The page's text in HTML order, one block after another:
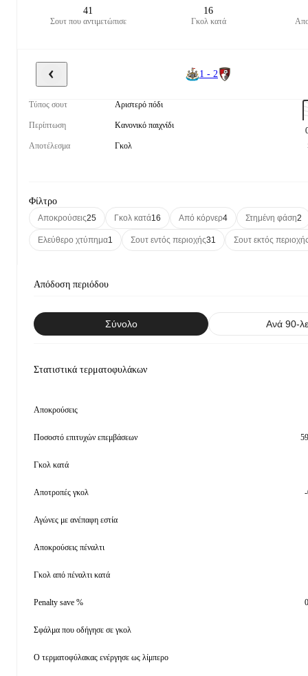
41
Σουτ που αντιμετώπισε
16
Γκολ κατά
1 - 2
Τύπος σουτ Αριστερό πόδι
Περίπτωση Κανονικό παιχνίδι
Αποτέλεσμα Γκολ
Φίλτρο
Αποκρούσεις25 Γκολ κατά16 Από κόρνερ4 Στημένη φάση2
Ελεύθερο χτύπημα1 Σουτ εντός περιοχής31 Σουτ εκτός
Απόδοση περιόδου
Σύνολο Ανά 90-
Στατιστικά τερματοφυλάκων
Αποκρούσεις
Ποσοστό επιτυχών επεμβάσεων
Γκολ κατά
Αποτροπές γκολ
Αγώνες με ανέπαφη εστία
Αποκρούσεις πέναλτι
Γκολ από πέναλτι κατά
Penalty save %
Σφάλμα που οδήγησε σε γκολ
Ο τερματοφύλακας ενέργησε ως λίμπερο